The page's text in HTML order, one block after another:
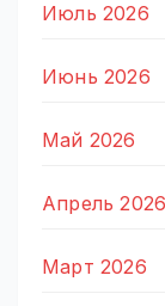
Июль 2026
Июнь 2026
Май 2026
Апрель 2026
Март 2026